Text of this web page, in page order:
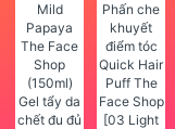
Gel tẩy da
chết đu đủ
[03 Light